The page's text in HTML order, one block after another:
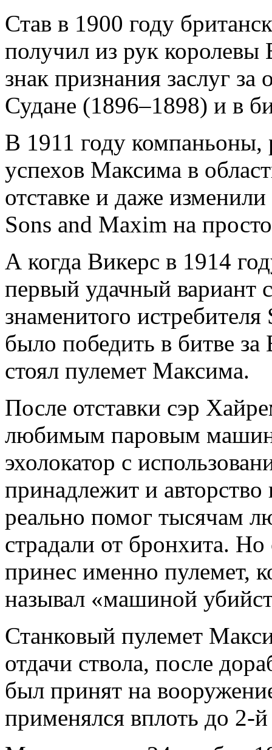
Став в 1900 году
получил из рук королевы
знак признания заслуг
Судане (1896–1898) и в
В 1911 году компаньоны,
успехов Максима в
отставке и даже
Sons and Maxim на
А когда Викерс в 1914
первый удачный вариант
знаменитого
было победить в битве
стоял пулемет Максима.
После отставки сэр
любимым паровым
эхолокатор с
принадлежит и
реально помог тысячам
страдали от бронхита.
принес именно пулемет,
называл «машиной
Станковый пулемет
отдачи ствола, после
был принят на
применялся вплоть до